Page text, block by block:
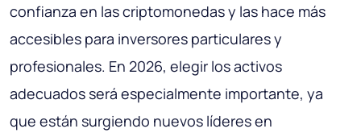
confianza en las criptomonedas y las hace más
accesibles para inversores particulares y
profesionales. En 2026, elegir los activos
adecuados será especialmente importante, ya
que están surgiendo nuevos líderes en